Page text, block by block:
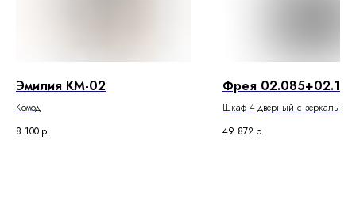
Эмилия КМ-02
Комод
8 100 р.
Фрея
Шкаф 4-дверный с
49 872 р.